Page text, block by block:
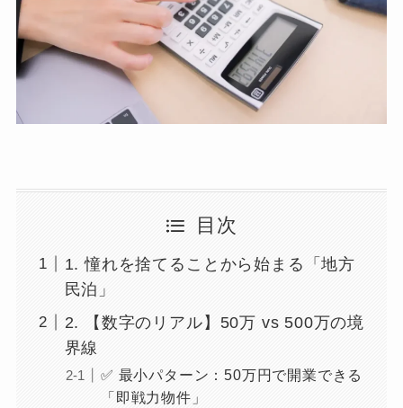
目次
1. 憧れを捨てることから始まる「地方
民泊」
2. 【数字のリアル】50万 vs 500万の境
界線
✅ 最小パターン：50万円で開業できる
「即戦力物件」